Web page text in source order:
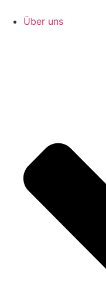
Inhalt Über uns